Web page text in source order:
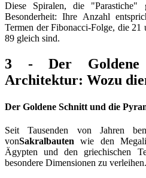
Diese Spiralen, die "Parastiche"
Besonderheit: Ihre Anzahl
Termen der Fibonacci-Folge, die
89 gleich sind.
3 - Der
Architektur: Wozu
Der Goldene Schnitt und die
Seit Tausenden von Jahren
vonSakralbauten wie den
Ägypten und den griechischen
besondere Dimensionen zu verleihen.